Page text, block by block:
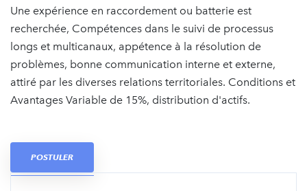
Une expérience en raccordement ou batterie est
recherchée, Compétences dans le suivi de processus
longs et multicanaux, appétence à la résolution de
problèmes, bonne communication interne et externe,
attiré par les diverses relations territoriales. Conditions et
Avantages Variable de 15%, distribution d'actifs.
POSTULER